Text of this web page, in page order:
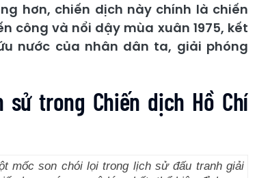
hơn, chiến dịch này chính là chiến
công và nổi dậy mùa xuân 1975, kết
nước của nhân dân ta, giải phóng
trong Chiến dịch Hồ Chí
mốc son chói lọi trong lịch sử đấu tranh giải